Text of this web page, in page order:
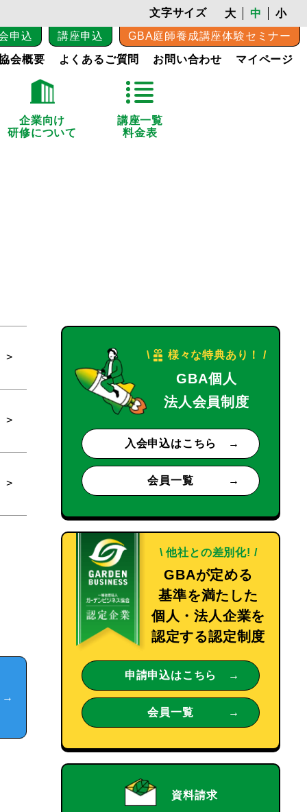
文字サイズ 大 中
小
申込
講座申込
GBA庭師養成講座体験セミナー
会概要
よくあるご質問 お問い合わせ マイページ
企業向け
研修について
講座一覧
料金表
\ 様々な特典あり！ /
GBA個人
法人会員制度
入会申込はこちら
会員一覧
\ 他社との差別化! /
GBAが定める
基準を満たした
個人・法人企業を
認定する認定制度
申請申込はこちら
会員一覧
資料請求